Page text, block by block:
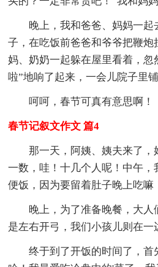
晚上，我和爸爸、妈妈一
子，在吃饭前爸爸和爷爷把鞭
妈、奶奶一起躲在屋里看着，忽
啦”地响了起来，一会儿院子里
呵呵，春节可真有意思啊！
春节记叙文作文 篇4
那一天，阿姨、姨夫来了，
一数，哇！十几个人呢！中午，
便饭，因为要留着肚子晚上吃嘛
晚上，为了准备晚餐，大
是左右开弓，我们小孩儿则在一
终于到了开饭的时间了，首